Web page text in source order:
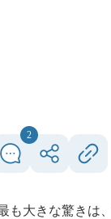
2
も大きな驚きは